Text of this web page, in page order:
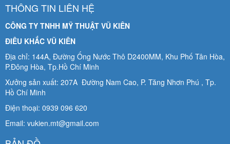
THÔNG TIN LIÊN HỆ
CÔNG TY TNHH MỸ THUẬT VŨ KIÊN
ĐIÊU KHẮC VŨ KIÊN
Địa chỉ: 144A, Đường Ống Nước Thô D2400MM, Khu Phố Tân Hòa,
P.Đông Hòa, Tp.Hồ Chí Minh
Xưởng sản xuất: 207A Đường Nam Cao, P. Tăng Nhơn Phú , Tp.
Hồ Chí Minh
Điện thoại: 0939 096 620
Email: vukien.mt@gmail.com